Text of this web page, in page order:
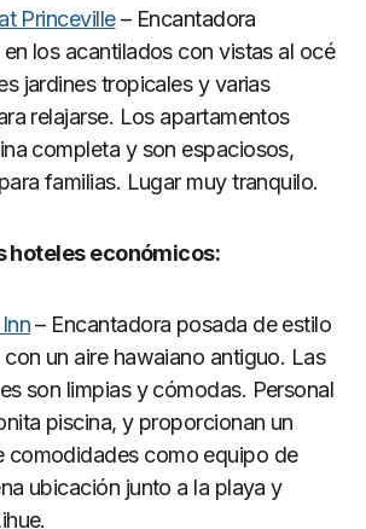
Princeville– Encantadora
los acantilados con vistas al océ
jardines tropicales y varias
relajarse. Los apartamentos
completa y son espaciosos,
familias. Lugar muy tranquilo.
hoteles económicos:
– Encantadora posada de estilo
un aire hawaiano antiguo. Las
son limpias y cómodas. Personal
piscina, y proporcionan un
comodidades como equipo de
ubicación junto a la playa y